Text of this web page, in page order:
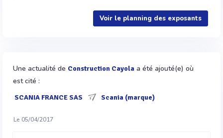
Voir le planning des exposants
Une actualité de Construction Cayola a été ajouté(e) où
est cité :
SCANIA FRANCE SAS Scania (marque)
Le 05/04/2017